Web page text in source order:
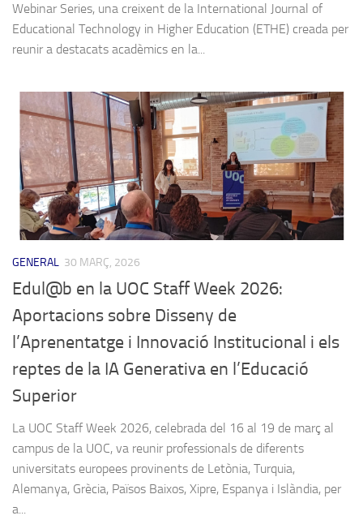
Webinar Series, una creixent de la International Journal of
Educational Technology in Higher Education (ETHE) creada per
reunir a destacats acadèmics en la...
GENERAL 30 MARÇ, 2026
Edul@b en la UOC Staff Week 2026:
Aportacions sobre Disseny de
l’Aprenentatge i Innovació Institucional i els
reptes de la IA Generativa en l’Educació
Superior
La UOC Staff Week 2026, celebrada del 16 al 19 de març al
campus de la UOC, va reunir professionals de diferents
universitats europees provinents de Letònia, Turquia,
Alemanya, Grècia, Països Baixos, Xipre, Espanya i Islàndia, per
a...